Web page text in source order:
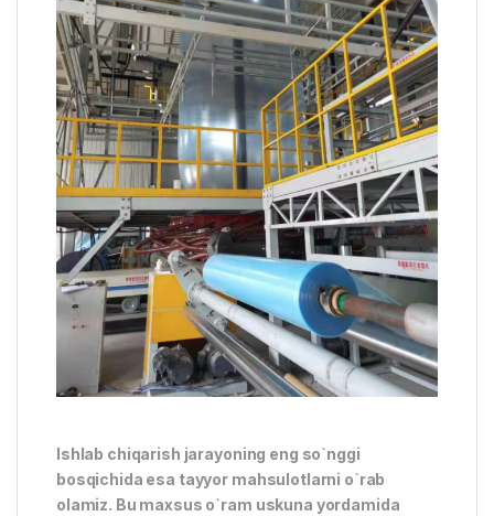
Ishlab chiqarish jarayoning eng so`nggi
bosqichida esa tayyor mahsulotlarni o`rab
olamiz. Bu maxsus o`ram uskuna yordamida